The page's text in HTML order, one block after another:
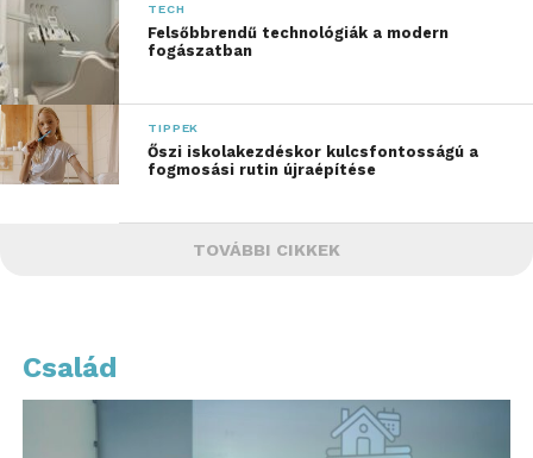
TECH
Felsőbbrendű technológiák a modern
fogászatban
TIPPEK
Őszi iskolakezdéskor kulcsfontosságú a
fogmosási rutin újraépítése
TOVÁBBI CIKKEK
Család